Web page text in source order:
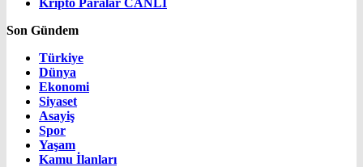
Son Gündem
Türkiye
Dünya
Ekonomi
Siyaset
Asayiş
Spor
Yaşam
Kamu İlanları